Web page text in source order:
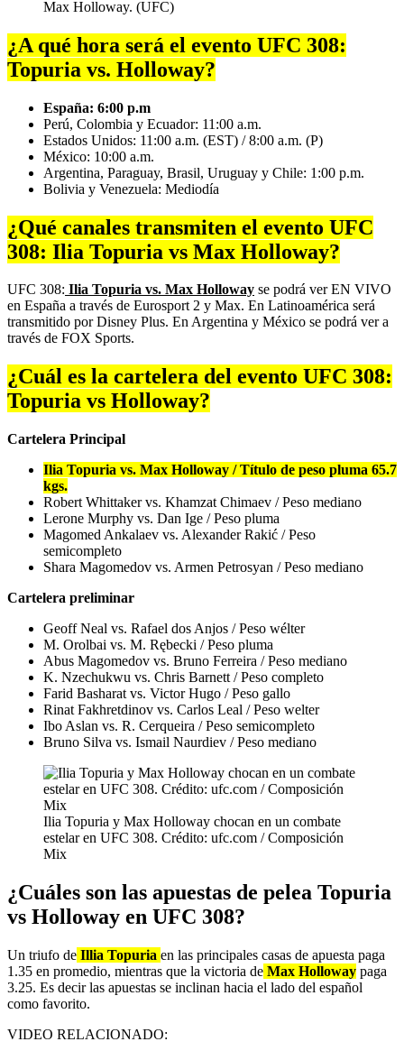
Max Holloway. (UFC)
¿A qué hora será el evento UFC 308:
Topuria vs. Holloway?
España: 6:00 p.m
Perú, Colombia y Ecuador: 11:00 a.m.
Estados Unidos: 11:00 a.m. (EST) / 8:00 a.m. (P)
México: 10:00 a.m.
Argentina, Paraguay, Brasil, Uruguay y Chile: 1:00 p.m.
Bolivia y Venezuela: Mediodía
¿Qué canales transmiten el evento UFC
308: Ilia Topuria vs Max Holloway?
UFC 308: Ilia Topuria vs. Max Holloway se podrá ver EN VIVO
en España a través de Eurosport 2 y Max. En Latinoamérica será
transmitido por Disney Plus. En Argentina y México se podrá ver a
través de FOX Sports.
¿Cuál es la cartelera del evento UFC 308:
Topuria vs Holloway?
Cartelera Principal
Ilia Topuria vs. Max Holloway / Título de peso pluma 65.7
kgs.
Robert Whittaker vs. Khamzat Chimaev / Peso mediano
Lerone Murphy vs. Dan Ige / Peso pluma
Magomed Ankalaev vs. Alexander Rakić / Peso
semicompleto
Shara Magomedov vs. Armen Petrosyan / Peso mediano
Cartelera preliminar
Geoff Neal vs. Rafael dos Anjos / Peso wélter
M. Orolbai vs. M. Rębecki / Peso pluma
Abus Magomedov vs. Bruno Ferreira / Peso mediano
K. Nzechukwu vs. Chris Barnett / Peso completo
Farid Basharat vs. Victor Hugo / Peso gallo
Rinat Fakhretdinov vs. Carlos Leal / Peso welter
Ibo Aslan vs. R. Cerqueira / Peso semicompleto
Bruno Silva vs. Ismail Naurdiev / Peso mediano
Ilia Topuria y Max Holloway chocan en un combate
estelar en UFC 308. Crédito: ufc.com / Composición
Mix
¿Cuáles son las apuestas de pelea Topuria
vs Holloway en UFC 308?
Un triufo de Illia Topuria en las principales casas de apuesta paga
1.35 en promedio, mientras que la victoria de Max Holloway paga
3.25. Es decir las apuestas se inclinan hacia el lado del español
como favorito.
VIDEO RELACIONADO: